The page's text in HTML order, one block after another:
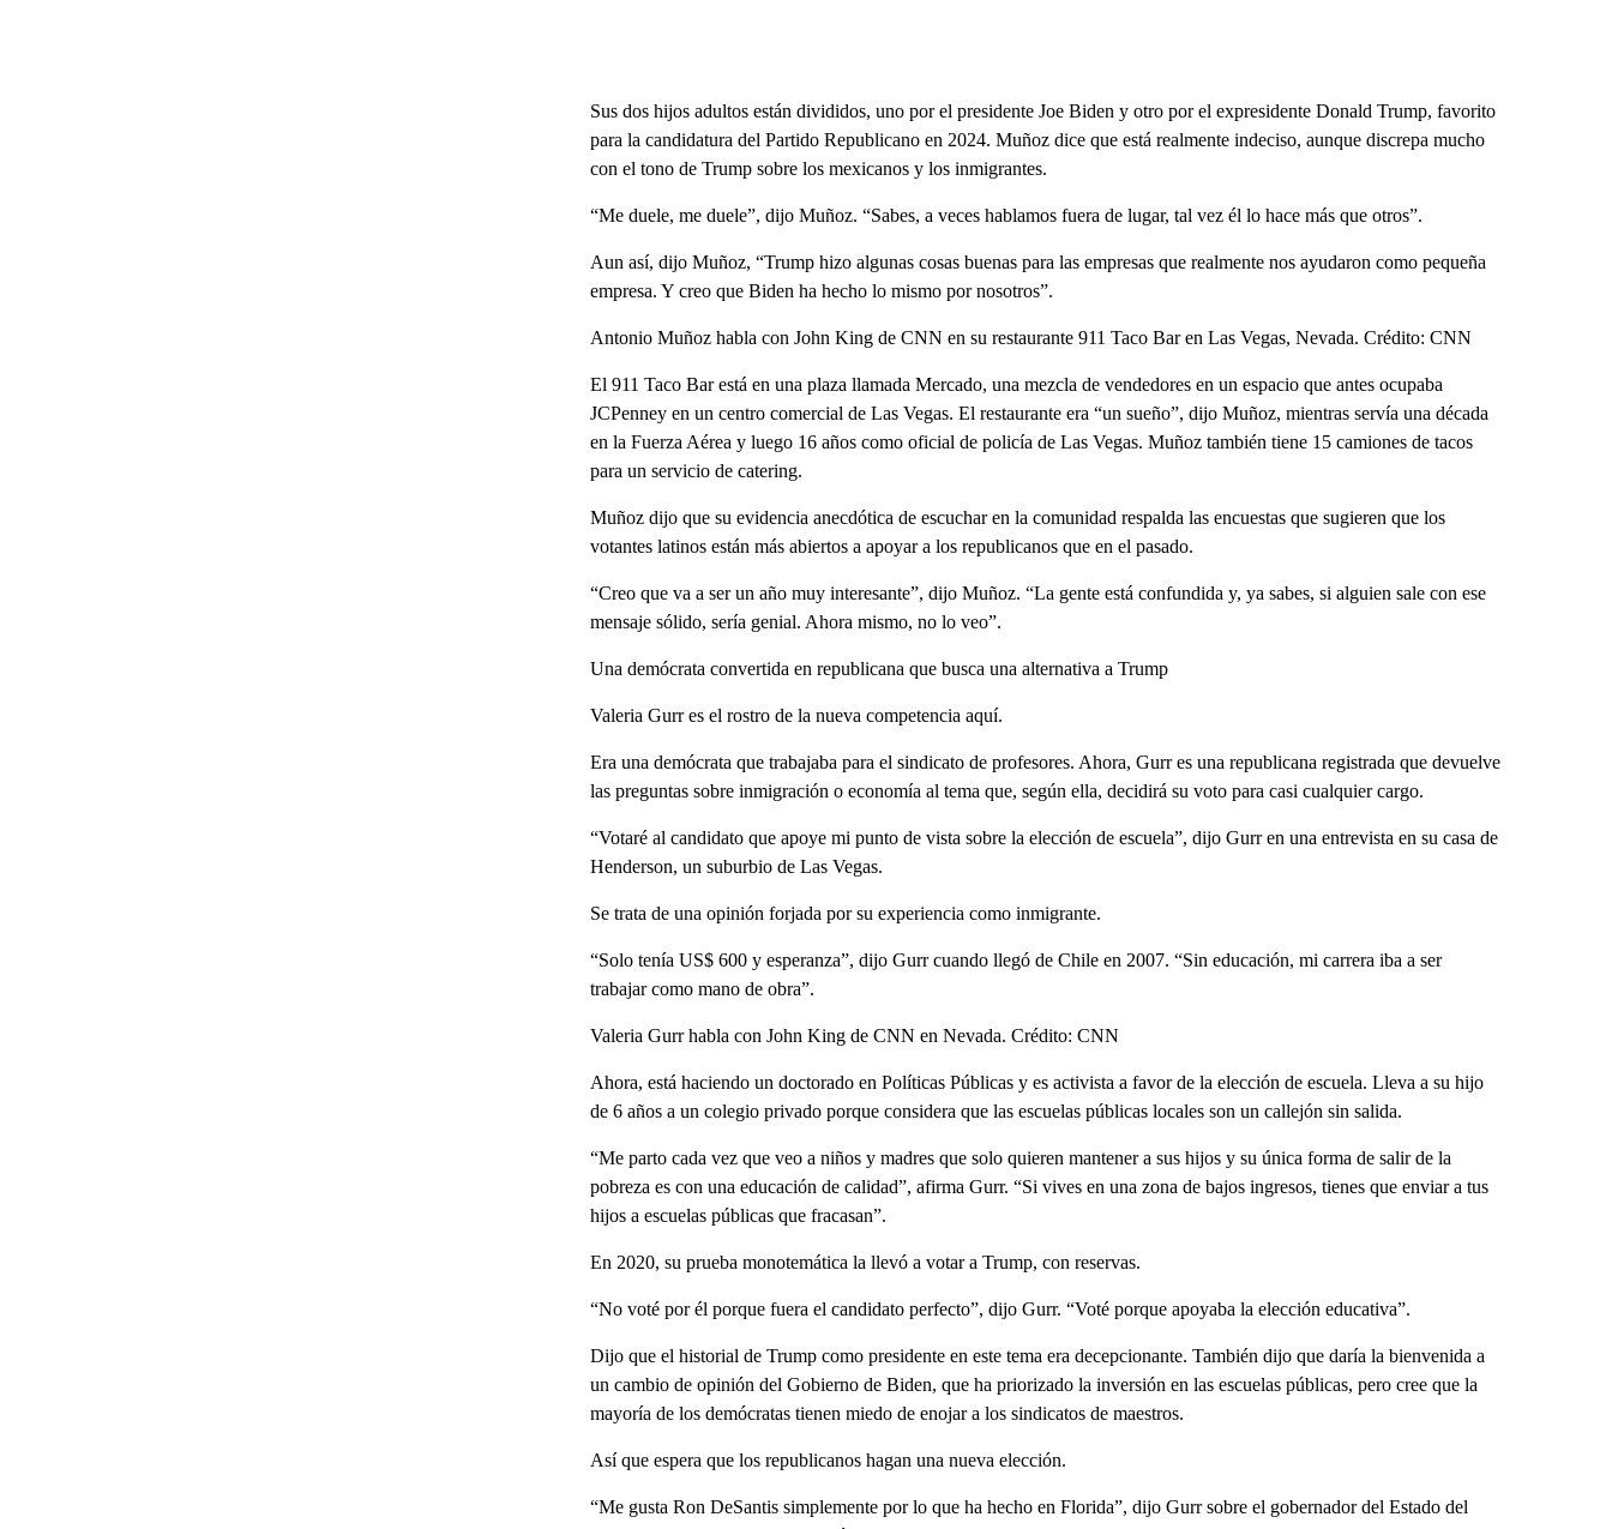
Sus dos hijos adultos están divididos, uno por el presidente Joe Biden y otro por el expresidente Donald Trump, favorito
para la candidatura del Partido Republicano en 2024. Muñoz dice que está realmente indeciso, aunque discrepa mucho
con el tono de Trump sobre los mexicanos y los inmigrantes.
“Me duele, me duele”, dijo Muñoz. “Sabes, a veces hablamos fuera de lugar, tal vez él lo hace más que otros”.
Aun así, dijo Muñoz, “Trump hizo algunas cosas buenas para las empresas que realmente nos ayudaron como pequeña
empresa. Y creo que Biden ha hecho lo mismo por nosotros”.
Antonio Muñoz habla con John King de CNN en su restaurante 911 Taco Bar en Las Vegas, Nevada. Crédito: CNN
El 911 Taco Bar está en una plaza llamada Mercado, una mezcla de vendedores en un espacio que antes ocupaba
JCPenney en un centro comercial de Las Vegas. El restaurante era “un sueño”, dijo Muñoz, mientras servía una década
en la Fuerza Aérea y luego 16 años como oficial de policía de Las Vegas. Muñoz también tiene 15 camiones de tacos
para un servicio de catering.
Muñoz dijo que su evidencia anecdótica de escuchar en la comunidad respalda las encuestas que sugieren que los
votantes latinos están más abiertos a apoyar a los republicanos que en el pasado.
“Creo que va a ser un año muy interesante”, dijo Muñoz. “La gente está confundida y, ya sabes, si alguien sale con ese
mensaje sólido, sería genial. Ahora mismo, no lo veo”.
Una demócrata convertida en republicana que busca una alternativa a Trump
Valeria Gurr es el rostro de la nueva competencia aquí.
Era una demócrata que trabajaba para el sindicato de profesores. Ahora, Gurr es una republicana registrada que devuelve
las preguntas sobre inmigración o economía al tema que, según ella, decidirá su voto para casi cualquier cargo.
“Votaré al candidato que apoye mi punto de vista sobre la elección de escuela”, dijo Gurr en una entrevista en su casa de
Henderson, un suburbio de Las Vegas.
Se trata de una opinión forjada por su experiencia como inmigrante.
“Solo tenía US$ 600 y esperanza”, dijo Gurr cuando llegó de Chile en 2007. “Sin educación, mi carrera iba a ser
trabajar como mano de obra”.
Valeria Gurr habla con John King de CNN en Nevada. Crédito: CNN
Ahora, está haciendo un doctorado en Políticas Públicas y es activista a favor de la elección de escuela. Lleva a su hijo
de 6 años a un colegio privado porque considera que las escuelas públicas locales son un callejón sin salida.
“Me parto cada vez que veo a niños y madres que solo quieren mantener a sus hijos y su única forma de salir de la
pobreza es con una educación de calidad”, afirma Gurr. “Si vives en una zona de bajos ingresos, tienes que enviar a tus
hijos a escuelas públicas que fracasan”.
En 2020, su prueba monotemática la llevó a votar a Trump, con reservas.
“No voté por él porque fuera el candidato perfecto”, dijo Gurr. “Voté porque apoyaba la elección educativa”.
Dijo que el historial de Trump como presidente en este tema era decepcionante. También dijo que daría la bienvenida a
un cambio de opinión del Gobierno de Biden, que ha priorizado la inversión en las escuelas públicas, pero cree que la
mayoría de los demócratas tienen miedo de enojar a los sindicatos de maestros.
Así que espera que los republicanos hagan una nueva elección.
“Me gusta Ron DeSantis simplemente por lo que ha hecho en Florida”, dijo Gurr sobre el gobernador del Estado del